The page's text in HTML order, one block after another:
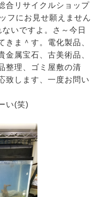
合リサイクルショップ
フにお見せ願えません
いですよ。さ～今日
きま＾す。電化製品、
金属宝石、古美術品、
整理、ゴミ屋敷の清
致します、一度お問い
い(笑)